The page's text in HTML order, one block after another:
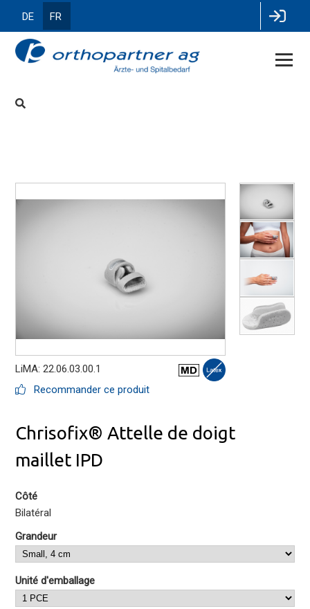
DE FR
LiMA: 22.06.03.00.1
Recommander ce produit
Chrisofix® Attelle de doigt
maillet IPD
Côté
Bilatéral
Grandeur
Unité d'emballage